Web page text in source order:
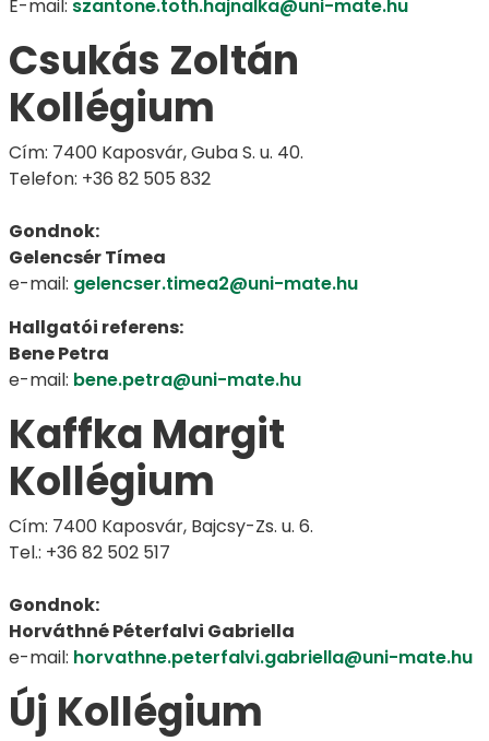
E-mail: szantone.toth.hajnalka@uni-mate.hu
Csukás Zoltán
Kollégium
Cím: 7400 Kaposvár, Guba S. u. 40.
Telefon: +36 82 505 832
Gondnok:
Gelencsér Tímea
e-mail: gelencser.timea2@uni-mate.hu
Hallgatói referens:
Bene Petra
e-mail: bene.petra@uni-mate.hu
Kaffka Margit
Kollégium
Cím: 7400 Kaposvár, Bajcsy-Zs. u. 6.
Tel.: +36 82 502 517
Gondnok:
Horváthné Péterfalvi Gabriella
e-mail: horvathne.peterfalvi.gabriella@uni-mate.hu
Új Kollégium